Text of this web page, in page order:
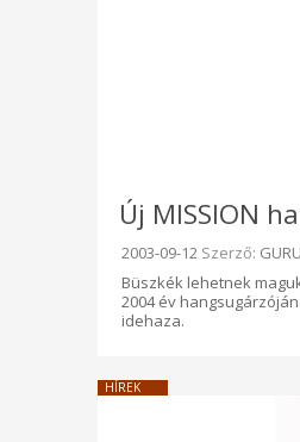
Új MISSION
Beküldve:
2003-09-12 Szerző: GURU
Büszkék lehetnek
2004 év
idehaza.
HÍREK